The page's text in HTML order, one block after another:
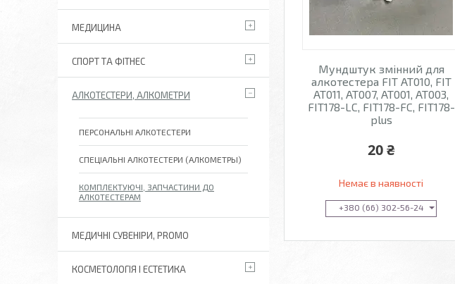
Мундштук змінний для
алкотестера FIT AT010, FIT
AT011, AT007, AT001, AT003,
FIT178-LC, FIT178-FC, FIT178-
plus
20 ₴
Немає в наявності
+380 (66) 302-56-24
МЕДИЦИНА
СПОРТ ТА ФІТНЕС
АЛКОТЕСТЕРИ, АЛКОМЕТРИ
ПЕРСОНАЛЬНІ АЛКОТЕСТЕРИ
СПЕЦІАЛЬНІ АЛКОТЕСТЕРИ (АЛКОМЕТРЫ)
КОМПЛЕКТУЮЧІ, ЗАПЧАСТИНИ ДО
АЛКОТЕСТЕРАМ
МЕДИЧНІ СУВЕНІРИ, PROMO
КОСМЕТОЛОГІЯ І ЕСТЕТИКА